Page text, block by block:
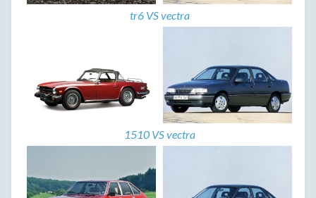
tr6 VS vectra
1510 VS vectra